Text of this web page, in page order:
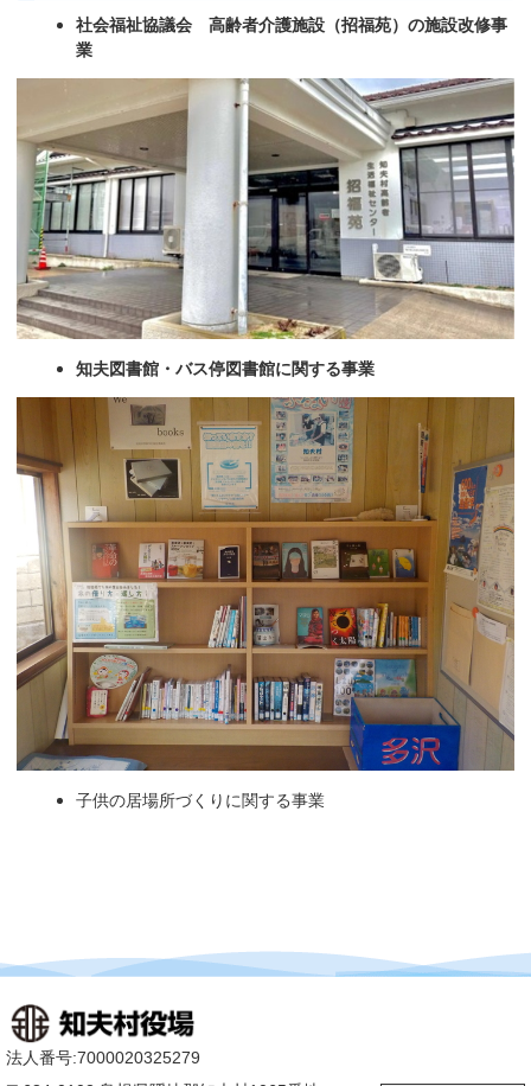
社会福祉協議会 高齢者介護施設（招福苑）の施設改修事
業
知夫図書館・バス停図書館に関する事業
子供の居場所づくりに関する事業
法人番号:7000020325279